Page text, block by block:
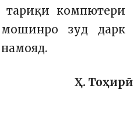
тариқи компютери
мошинро зуд дарк
Ҳ. Тоҳирӣ